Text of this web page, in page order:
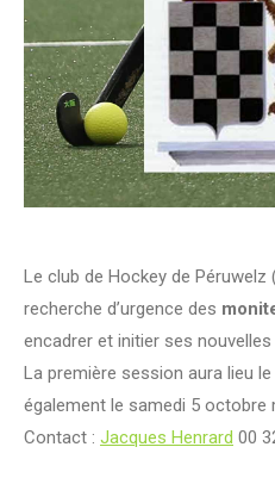
Le club de Hockey de
recherche d’urgence des
encadrer et initier ses nouvelles
La première session aura lieu
également le samedi 5 octobre
Contact : Jacques Henrard 00